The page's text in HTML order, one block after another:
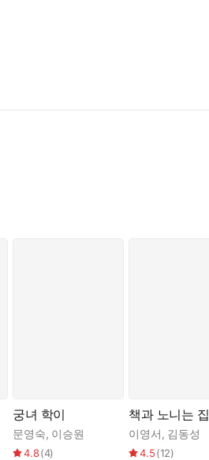
궁녀 학이
문영숙, 이승원
4.8(4)
책과 노니는 집
이영서, 김동성
4.5(12)